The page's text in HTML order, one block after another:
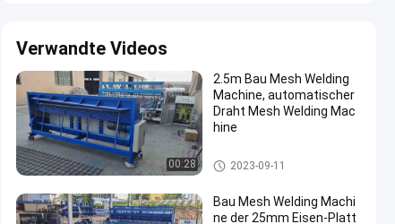
Verwandte Videos
00:28
2.5m Bau Mesh Welding
Machine, automatischer
Draht Mesh Welding Mac
hine
Bau Mesh Welding Machine
2023-09-11
Bau Mesh Welding Machi
ne der 25mm Eisen-Platt